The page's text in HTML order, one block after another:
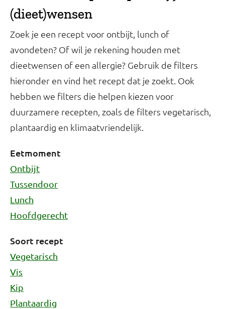
(dieet)wensen
Zoek je een recept voor ontbijt, lunch of
avondeten? Of wil je rekening houden met
dieetwensen of een allergie? Gebruik de filters
hieronder en vind het recept dat je zoekt. Ook
hebben we filters die helpen kiezen voor
duurzamere recepten, zoals de filters vegetarisch,
plantaardig en klimaatvriendelijk.
Eetmoment
Ontbijt
Tussendoor
Lunch
Hoofdgerecht
Soort recept
Vegetarisch
Vis
Kip
Plantaardig